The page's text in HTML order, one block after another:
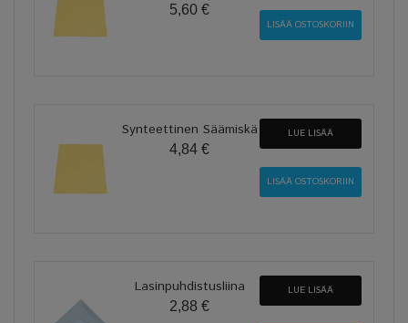
5,60 €
Synteettinen Säämiskä
4,84 €
LUE LISÄÄ
Lasinpuhdistusliina
2,88 €
LUE LISÄÄ